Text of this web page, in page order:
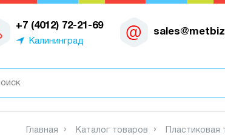
+7 (4012) 72-21-69
Калининград
Главная Каталог товаров Пластиковая